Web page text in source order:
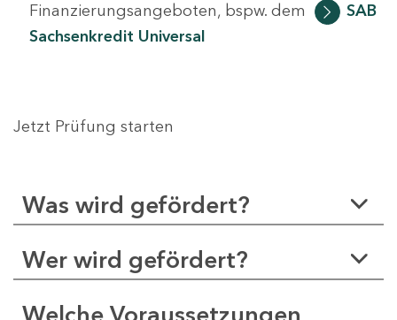
Finanzierungsangeboten, bspw. dem
SAB
Sachsenkredit Universal
Jetzt Prüfung starten
Was wird gefördert?
Wer wird gefördert?
Welche Voraussetzungen